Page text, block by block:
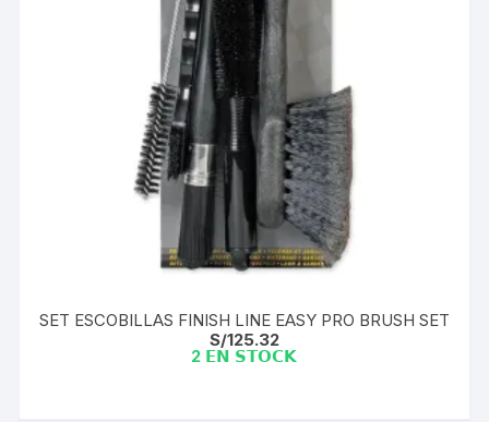
SET ESCOBILLAS FINISH LINE EASY PRO BRUSH SET
S/125.32
2 𝗘𝗡 𝗦𝗧𝗢𝗖𝗞